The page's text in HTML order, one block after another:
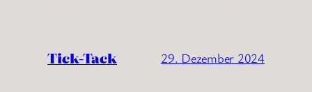
Tick-Tack 29. Dezember 2024